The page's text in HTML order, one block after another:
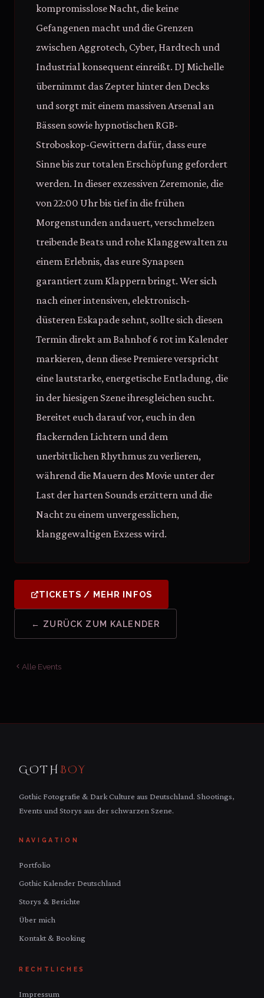
kompromisslose Nacht, die keine
Gefangenen macht und die Grenzen
zwischen Aggrotech, Cyber, Hardtech und
Industrial konsequent einreißt. DJ Michelle
übernimmt das Zepter hinter den Decks
und sorgt mit einem massiven Arsenal an
Bässen sowie hypnotischen RGB-
Stroboskop-Gewittern dafür, dass eure
Sinne bis zur totalen Erschöpfung gefordert
werden. In dieser exzessiven Zeremonie, die
von 22:00 Uhr bis tief in die frühen
Morgenstunden andauert, verschmelzen
treibende Beats und rohe Klanggewalten zu
einem Erlebnis, das eure Synapsen
garantiert zum Klappern bringt. Wer sich
nach einer intensiven, elektronisch-
düsteren Eskapade sehnt, sollte sich diesen
Termin direkt am Bahnhof 6 rot im Kalender
markieren, denn diese Premiere verspricht
eine lautstarke, energetische Entladung, die
in der hiesigen Szene ihresgleichen sucht.
Bereitet euch darauf vor, euch in den
flackernden Lichtern und dem
unerbittlichen Rhythmus zu verlieren,
während die Mauern des Movie unter der
Last der harten Sounds erzittern und die
Nacht zu einem unvergesslichen,
klanggewaltigen Exzess wird.
TICKETS / MEHR INFOS
← ZURÜCK ZUM KALENDER
Alle Events
GOTH BOY
Gothic Fotografie & Dark Culture aus Deutschland. Shootings,
Events und Storys aus der schwarzen Szene.
NAVIGATION
Portfolio
Gothic Kalender Deutschland
Storys & Berichte
Über mich
Kontakt & Booking
RECHTLICHES
Impressum